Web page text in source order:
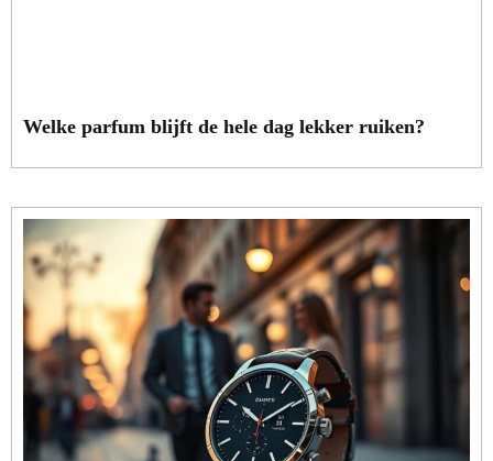
Welke parfum blijft de hele dag lekker ruiken?